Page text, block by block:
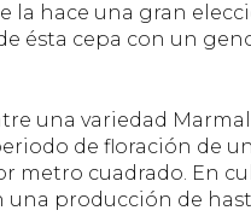
la hace una gran
ésta cepa con un
una variedad
de floración de
metro cuadrado. En
una producción de